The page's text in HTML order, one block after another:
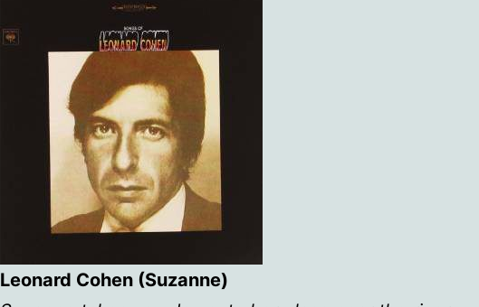
Leonard Cohen (Suzanne)